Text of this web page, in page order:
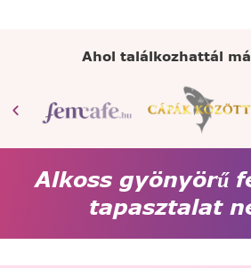
Ahol találkozhattál
Alkoss gyönyörű
tapasztalat